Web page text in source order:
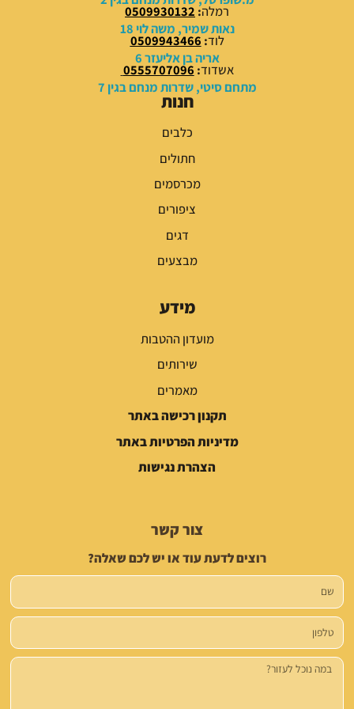
₪
.
₪
.
רמלה:
0509930132
נאות שמיר, משה לוי 18
לוד:
0509943466
אריה בן אליעזר 6
אשדוד:
0555707096
מתחם סיטי, שדרות מנחם בגין 7
חנות
כלבים
חתולים
מכרסמים
ציפורים
דגים
מבצעים
מידע
מועדון ההטבות
שירותים
מאמרים
תקנון רכישה באתר
מדיניות הפרטיות באתר
הצהרת נגישות
צור קשר
רוצים לדעת עוד או יש לכם שאלה?
שם
טלפון
הודעה